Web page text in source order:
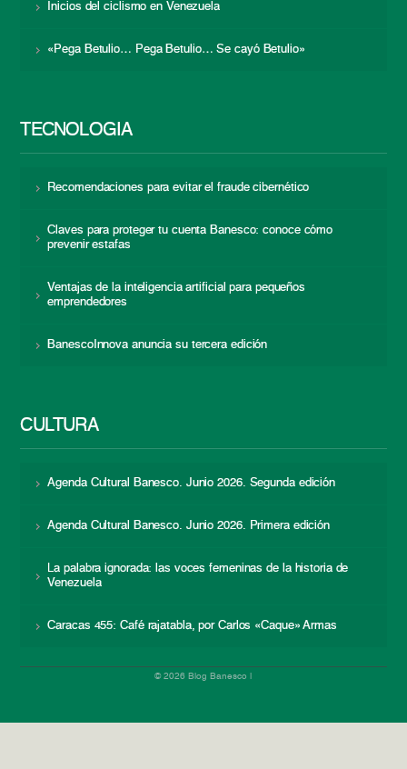
Inicios del ciclismo en Venezuela
«Pega Betulio… Pega Betulio… Se cayó Betulio»
TECNOLOGÍA
Recomendaciones para evitar el fraude cibernético
Claves para proteger tu cuenta Banesco: conoce cómo
prevenir estafas
Ventajas de la inteligencia artificial para pequeños
emprendedores
BanescoInnova anuncia su tercera edición
CULTURA
Agenda Cultural Banesco. Junio 2026. Segunda edición
Agenda Cultural Banesco. Junio 2026. Primera edición
La palabra ignorada: las voces femeninas de la historia de
Venezuela
Caracas 455: Café rajatabla, por Carlos «Caque» Armas
© 2026 Blog Banesco |